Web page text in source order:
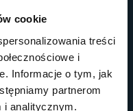
cookie
treści
i
Informacje o tym, jak
partnerom
i analitycznym.